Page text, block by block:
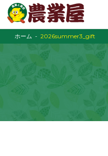
ホーム 2026summer3_gift